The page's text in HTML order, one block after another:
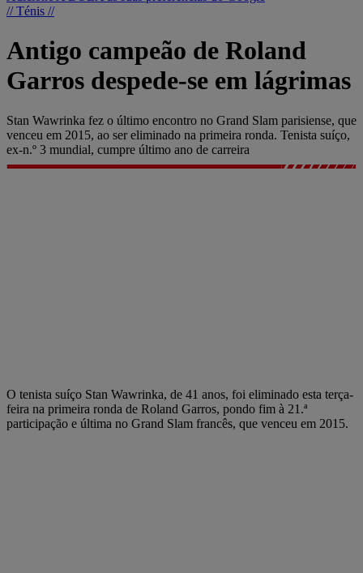
// Ténis //
Antigo campeão de Roland
Garros despede-se em lágrimas
Stan Wawrinka fez o último encontro no Grand Slam parisiense, que
venceu em 2015, ao ser eliminado na primeira ronda. Tenista suíço,
ex-n.º 3 mundial, cumpre último ano de carreira
O tenista suíço Stan Wawrinka, de 41 anos, foi eliminado esta terça-
feira na primeira ronda de Roland Garros, pondo fim à 21.ª
participação e última no Grand Slam francês, que venceu em 2015.